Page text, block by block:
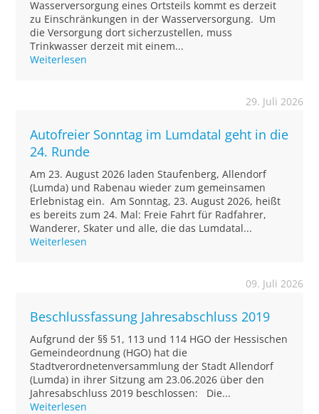
Wasserversorgung eines Ortsteils kommt es derzeit
zu Einschränkungen in der Wasserversorgung. Um
die Versorgung dort sicherzustellen, muss
Trinkwasser derzeit mit einem...
Weiterlesen
29. Juli 2026
Autofreier Sonntag im Lumdatal geht in die
24. Runde
Am 23. August 2026 laden Staufenberg, Allendorf
(Lumda) und Rabenau wieder zum gemeinsamen
Erlebnistag ein. Am Sonntag, 23. August 2026, heißt
es bereits zum 24. Mal: Freie Fahrt für Radfahrer,
Wanderer, Skater und alle, die das Lumdatal...
Weiterlesen
09. Juli 2026
Beschlussfassung Jahresabschluss 2019
Aufgrund der §§ 51, 113 und 114 HGO der Hessischen
Gemeindeordnung (HGO) hat die
Stadtverordnetenversammlung der Stadt Allendorf
(Lumda) in ihrer Sitzung am 23.06.2026 über den
Jahresabschluss 2019 beschlossen: Die...
Weiterlesen